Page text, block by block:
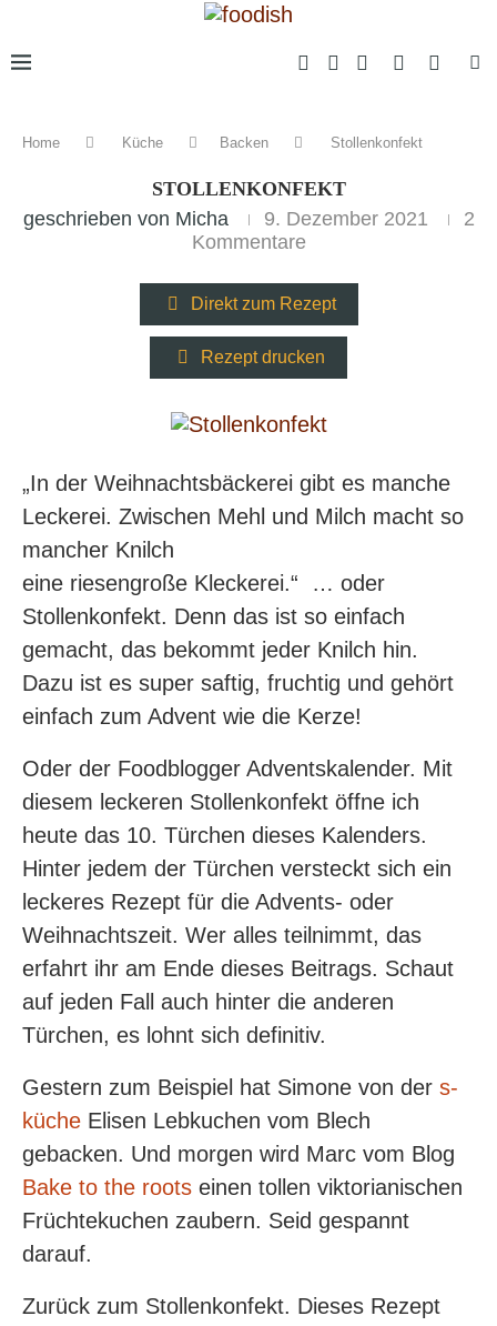
Home Küche Backen Stollenkonfekt
STOLLENKONFEKT
geschrieben von Micha 9. Dezember 2021
2
Kommentare
Direkt zum Rezept
Rezept drucken
„In der Weihnachtsbäckerei gibt es manche
Leckerei. Zwischen Mehl und Milch macht so
mancher Knilch
eine riesengroße Kleckerei.“ … oder
Stollenkonfekt. Denn das ist so einfach
gemacht, das bekommt jeder Knilch hin.
Dazu ist es super saftig, fruchtig und gehört
einfach zum Advent wie die Kerze!
Oder der Foodblogger Adventskalender. Mit
diesem leckeren Stollenkonfekt öffne ich
heute das 10. Türchen dieses Kalenders.
Hinter jedem der Türchen versteckt sich ein
leckeres Rezept für die Advents- oder
Weihnachtszeit. Wer alles teilnimmt, das
erfahrt ihr am Ende dieses Beitrags. Schaut
auf jeden Fall auch hinter die anderen
Türchen, es lohnt sich definitiv.
Gestern zum Beispiel hat Simone von der s-
küche Elisen Lebkuchen vom Blech
gebacken. Und morgen wird Marc vom Blog
Bake to the roots einen tollen viktorianischen
Früchtekuchen zaubern. Seid gespannt
darauf.
Zurück zum Stollenkonfekt. Dieses Rezept